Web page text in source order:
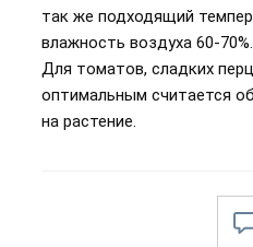
так же подходящий
влажность воздуха 60-70%.
Для томатов, сладких
оптимальным считается
на растение.